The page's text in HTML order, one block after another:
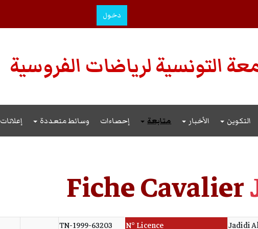
دخول
التونسية لرياضات الفروسية
التكوين الأخبار متابعة إحصاءات وسائط متعددة إعلانات
Fiche Cavalier
Jadidi
N° Licence
TN-1999-63203